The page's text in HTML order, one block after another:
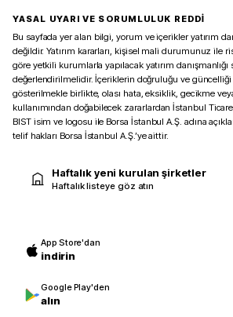
YASAL UYARI VE SORUMLULUK REDDİ
Bu sayfada yer alan bilgi, yorum ve içerikler yatırım
değildir. Yatırım kararları, kişisel mali durumunuz ile
göre yetkili kurumlarla yapılacak yatırım
değerlendirilmelidir. İçeriklerin doğruluğu ve
gösterilmekle birlikte, olası hata, eksiklik, gecikme
kullanımından doğabilecek zararlardan İstanbul
BIST isim ve logosu ile Borsa İstanbul A.Ş. adına
telif hakları Borsa İstanbul A.Ş.’ye aittir.
Haftalık yeni kurulan şirketler
Haftalık listeye göz atın
App Store'dan
indirin
Google Play'den
alın